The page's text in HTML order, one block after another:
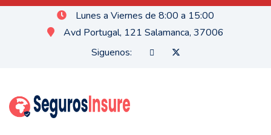
Lunes a Viernes de 8:00 a 15:00
Avd Portugal, 121 Salamanca, 37006
Siguenos: